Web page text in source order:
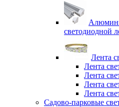
светодиодной
Лента
Лента
Лента
Лента
Лента
Садово-парковые